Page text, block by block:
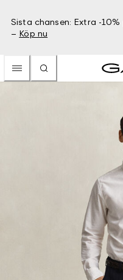
Sista chansen: Extra -
– Köp nu